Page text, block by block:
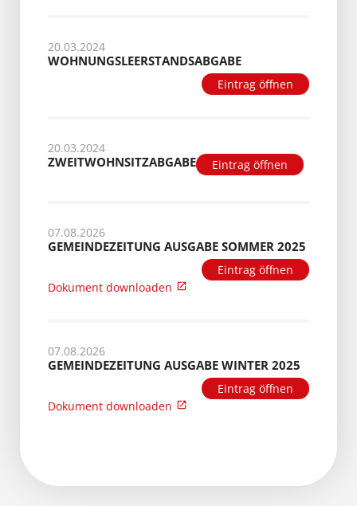
20.03.2024
WOHNUNGSLEERSTANDSABGABE
Eintrag öffnen
20.03.2024
ZWEITWOHNSITZABGABE Eintrag öffnen
07.08.2026
GEMEINDEZEITUNG AUSGABE SOMMER 2025
Eintrag öffnen
Dokument downloaden
07.08.2026
GEMEINDEZEITUNG AUSGABE WINTER 2025
Eintrag öffnen
Dokument downloaden